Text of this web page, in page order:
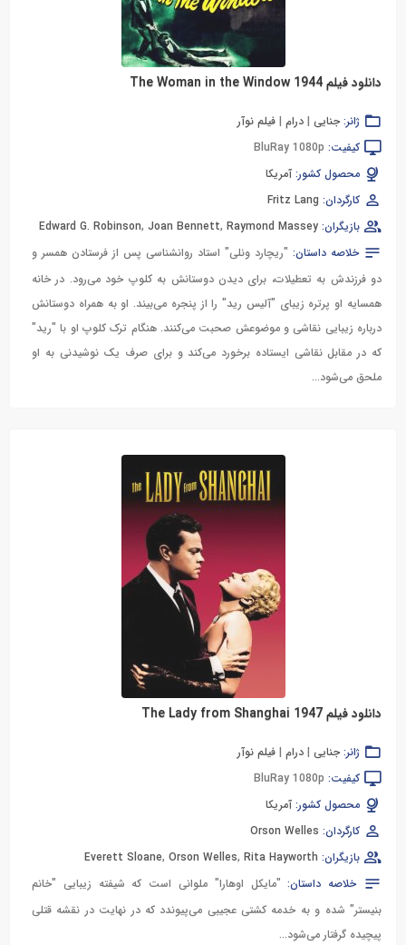
دانلود فیلم The Woman in the Window 1944
ژانر: جنایی | درام | فیلم نوآر
کیفیت: BluRay 1080p
محصول کشور: آمریکا
کارگردان: Fritz Lang
بازیگران:
Edward G. Robinson, Joan Bennett, Raymond Massey
خلاصه داستان: "ریچارد ونلی" استاد روانشناسی پس از فرستادن همسر و
دو فرزندش به تعطیلات، برای دیدن دوستانش به کلوپ خود می‌رود. در خانه
همسایه او پرتره زیبای "آلیس رید" را از پنجره می‌بیند. او به همراه دوستانش
درباره زیبایی نقاشی و موضوعش صحبت می‌کنند. هنگام ترک کلوپ او با "رید"
که در مقابل نقاشی ایستاده برخورد می‌کند و برای صرف یک نوشیدنی به او
ملحق می‌شود...
دانلود فیلم The Lady from Shanghai 1947
ژانر: جنایی | درام | فیلم نوآر
کیفیت: BluRay 1080p
محصول کشور: آمریکا
کارگردان: Orson Welles
بازیگران:
Everett Sloane, Orson Welles, Rita Hayworth
خلاصه داستان: "مایکل اوهارا" ملوانی است که شیفته زیبایی "خانم
بنیستر" شده و به خدمه کشتی عجیبی می‌پیوندد که در نهایت در نقشه قتلی
پیچیده گرفتار می‌شود...